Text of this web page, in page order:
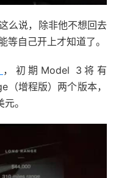
么说，除非他不想回去
等自己开上才知道了。
，初期Model 3将有
增程版）两个版本，
。